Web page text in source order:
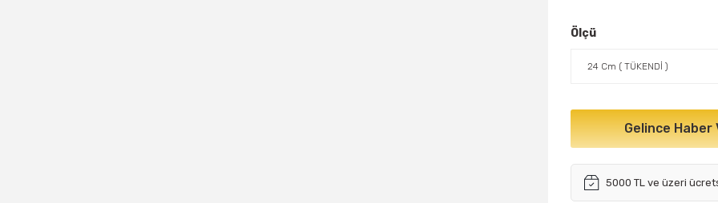
Ölçü
Gelince Haber
5000 TL ve üzeri